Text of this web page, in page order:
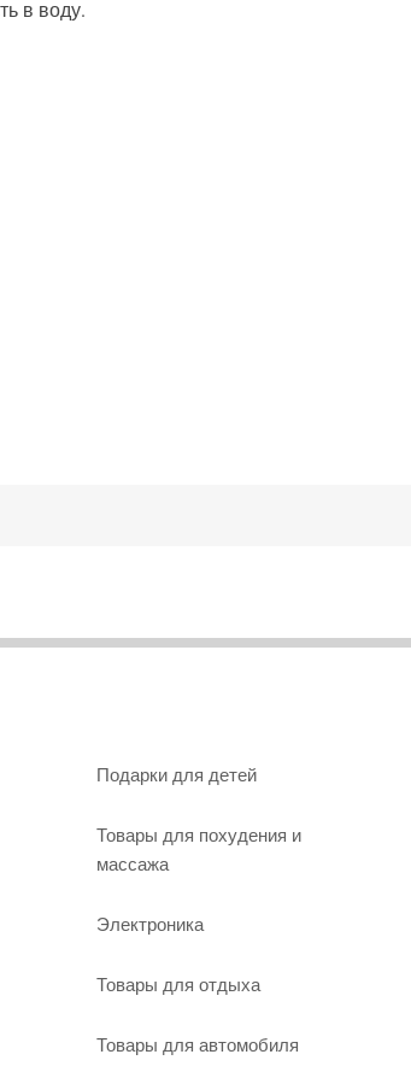
в воду.
Подарки для детей
Товары для похудения и
массажа
Электроника
Товары для отдыха
Товары для автомобиля